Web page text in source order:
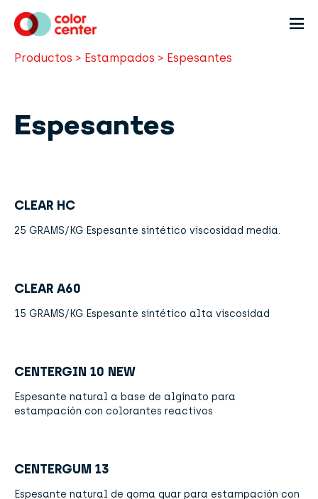
Productos > Estampados > Espesantes
Espesantes
CLEAR HC
25 GRAMS/KG Espesante sintético viscosidad media.
CLEAR A60
15 GRAMS/KG Espesante sintético alta viscosidad
CENTERGIN 10 NEW
Espesante natural a base de alginato para
estampación con colorantes reactivos
CENTERGUM 13
Espesante natural de goma guar para estampación con